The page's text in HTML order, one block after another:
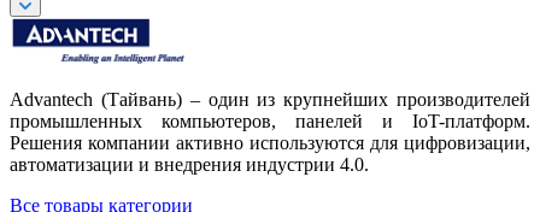
Advantech (Тайвань) – один из крупнейших производителей
промышленных компьютеров, панелей и IoT-платформ.
Решения компании активно используются для цифровизации,
автоматизации и внедрения индустрии 4.0.
Все товары категории